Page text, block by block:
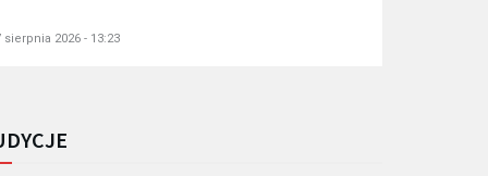
sierpnia 2026 - 13:23